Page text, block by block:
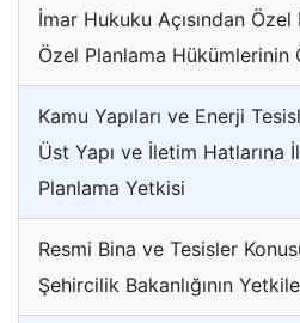
İmar Hukuku Açısından
Özel Planlama Hükümlerinin
Kamu Yapıları ve Enerji
Üst Yapı ve İletim Hatlarına
Planlama Yetkisi
Resmi Bina ve Tesisler
Şehircilik Bakanlığının